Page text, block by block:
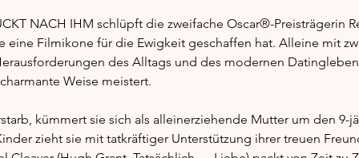
NACH IHM schlüpft die zweifache Oscar®-Preisträgerin
eine Filmikone für die Ewigkeit geschaffen hat. Alleine mit
des Alltags und des modernen
Weise meistert.
kümmert sie sich als alleinerziehende Mutter um den 9-
zieht sie mit tatkräftiger Unterstützung ihrer treuen